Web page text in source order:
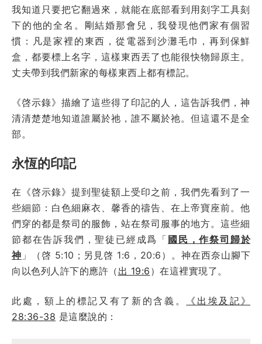
我知道只要把它翻過來，就能在底部看到用刻字工具刻
下的他的全名。剛結婚那會兒，我發現他們家有個習
慣：凡是家裡的東西，從電器到沙灘毛巾，再到保鮮
盒，都要標上名字，這樣東西丟了也能很快物歸原主。
丈夫帶到我們新家的每樣東西上都有標記。
《啓示錄》描繪了這些得了印記的人，這告訴我們，神
清清楚楚地知道誰屬於祂，誰不屬於祂。但這還不是全
部。
永恆的印記
在《啓示錄》提到聖徒額上受印之前，我們先看到了一
些細節：白色細麻衣、馨香的禱告、在上帝寶座前。他
們穿的都是祭司的服飾，站在祭司服事的地方。這些細
節都在告訴我們，聖徒已經成爲「 國民，作祭司歸於
神 」（啓 5:10；另見啓 1:6，20:6）。神在西奈山腳下
向以色列人許下的應許（ 出 19:6 ）在這裡實現了。
此處，額上的標記又有了新的含義。
《出埃及記》
28:36-38 是這麼說的：